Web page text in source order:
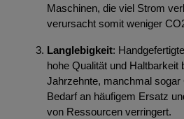
Maschinen, die viel Strom
verursacht somit weniger
Langlebigkeit:
hohe Qualität und Haltbarkeit
Jahrzehnte, manchmal
Bedarf an häufigem Ersatz
von Ressourcen verringert.